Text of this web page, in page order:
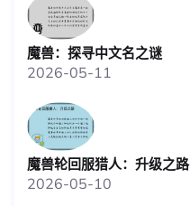
魔兽：探寻中文名之谜
2026-05-11
魔兽轮回服猎人：升级之路
2026-05-10